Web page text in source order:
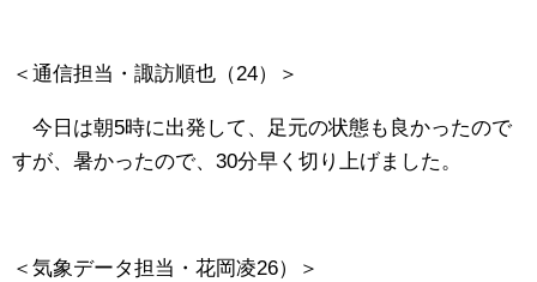
＜通信担当・諏訪順也（24）＞
今日は朝5時に出発して、足元の状態も良かったので
すが、暑かったので、30分早く切り上げました。
＜気象データ担当・花岡凌26）＞